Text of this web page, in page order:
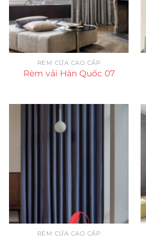
RÈM CỬA CAO CẤP
Rèm vải Hàn Quốc 07
RÈM CỬA CAO CẤP